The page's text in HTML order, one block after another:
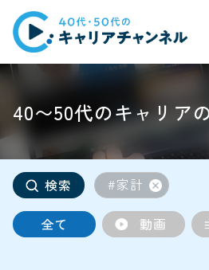
40〜50代のキャリア
検索 #家計
全て 動画